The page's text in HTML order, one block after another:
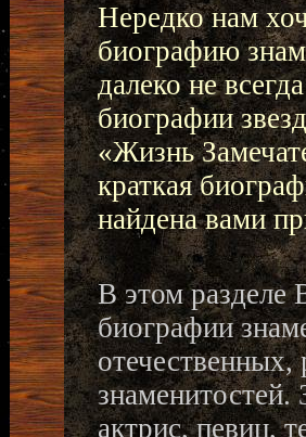
Нередко нам
биографию
далеко не
биографии
«Жизнь
краткая
найдена вами
В этом разделе
биографии
знаменитостей.
актрис, певиц,